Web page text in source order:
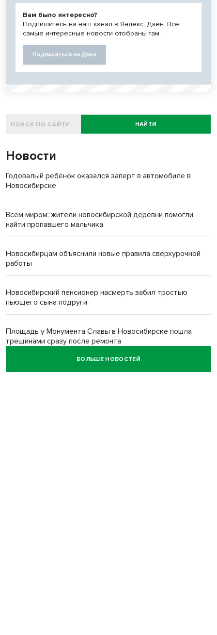
Вам было интересно?
Подпишитесь на наш канал в Яндекс. Дзен. Все
самые интересные новости отобраны там.
Подписаться на Дзен
НАЙТИ
Новости
Годовалый ребёнок оказался заперт в автомобиле в
Новосибирске
Всем миром: жители новосибирской деревни помогли
найти пропавшего мальчика
Новосибирцам объяснили новые правила сверхурочной
работы
Новосибирский пенсионер насмерть забил тростью
пьющего сына подруги
Площадь у Монумента Славы в Новосибирске пошла
трещинами сразу после ремонта
Африканский врач поразил новосибирцев в травмпункте
БОЛЬШЕ НОВОСТЕЙ